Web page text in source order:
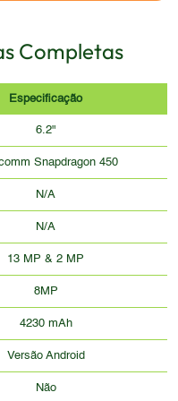
Completas
Especificação
6.2"
Snapdragon 450
N/A
N/A
13 MP & 2 MP
8MP
4230 mAh
Versão Android
Não